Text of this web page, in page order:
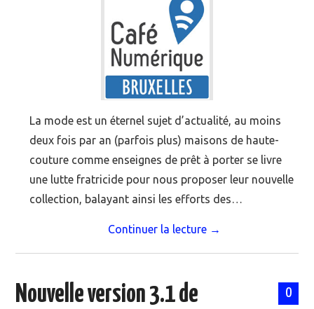
La mode est un éternel sujet d’actualité, au moins
deux fois par an (parfois plus) maisons de haute-
couture comme enseignes de prêt à porter se livre
une lutte fratricide pour nous proposer leur nouvelle
collection, balayant ainsi les efforts des…
Continuer la lecture →
0
Nouvelle version 3.1 de